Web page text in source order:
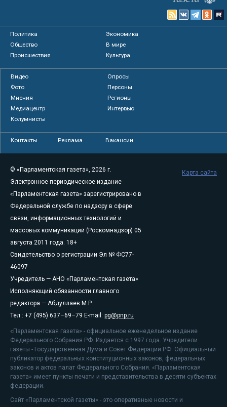
Политика
Экономика
Общество
В мире
Происшествия
Культура
Видео
Опросы
Фото
Персоны
Мнения
Регионы
Медиацентр
Интервью
Колумнисты
Контакты Реклама Вакансии
© «Парламентская газета», 2026 г.
Электронное периодическое издание
«Парламентская газета» зарегистрировано в
Федеральной службе по надзору в сфере
связи, информационных технологий и
массовых коммуникаций (Роскомнадзор) 05
августа 2011 года. 18+
Свидетельство о регистрации Эл № ФС77-
46097
Учредитель — АНО «Парламентская газета»
Исполняющий обязанности главного
редактора — Абдуллаев М.Р.
Тел.: +7 (495) 637–69–79 E-mail: pg@pnp.ru
«Парламентская газета» - официальное еженедельное издание
Федерального Собрания РФ. Издается с 1997 года. Учредители
газеты - Государственная Дума и Совет Федерации РФ. Официальный
публикатор федеральных конституционных законов, федеральных
законов и актов палат Федерального Собрания. «Парламентская
газета» имеет пункты печати и представительства в десяти субъектах
федерации.
Сайт «Парламентской газеты» - это оперативные новости и
Карта сайта